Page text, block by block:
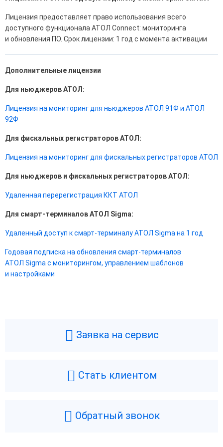
Лицензия предоставляет право использования всего
доступного функционала АТОЛ Connect: мониторинга
и обновления ПО. Срок лицензии: 1 год с момента активации
Дополнительные лицензии
Для ньюджеров АТОЛ:
Лицензия на мониторинг для ньюджеров АТОЛ 91Ф и АТОЛ
92Ф
Для фискальных регистраторов АТОЛ:
Лицензия на мониторинг для фискальных регистраторов АТОЛ
Для ньюджеров и фискальных регистраторов АТОЛ:
Удаленная перерегистрация ККТ АТОЛ
Для смарт-терминалов АТОЛ Sigma:
Удаленный доступ к смарт-терминалу АТОЛ Sigma на 1 год
Годовая подписка на обновления смарт-терминалов
АТОЛ Sigma с мониторингом, управлением шаблонов
и настройками
Заявка на сервис
Стать клиентом
Обратный звонок